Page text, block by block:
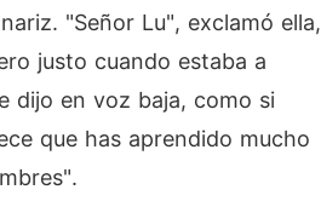
"Señor Lu", exclamó ella,
justo cuando estaba a
dijo en voz baja, como si
que has aprendido mucho